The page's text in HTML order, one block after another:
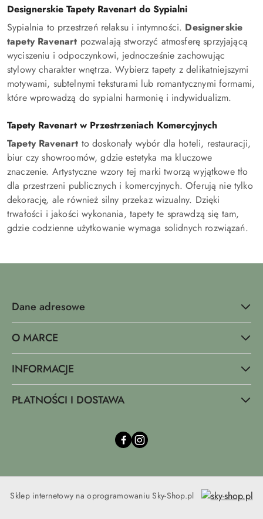
Designerskie Tapety Ravenart do Sypialni
Sypialnia to przestrzeń relaksu i intymności. Designerskie
tapety Ravenart pozwalają stworzyć atmosferę sprzyjającą
wyciszeniu i odpoczynkowi, jednocześnie zachowując
stylowy charakter wnętrza. Wybierz tapety z delikatniejszymi
motywami, subtelnymi teksturami lub romantycznymi formami,
które wprowadzą do sypialni harmonię i indywidualizm.
Tapety Ravenart w Przestrzeniach Komercyjnych
Tapety Ravenart to doskonały wybór dla hoteli, restauracji,
biur czy showroomów, gdzie estetyka ma kluczowe
znaczenie. Artystyczne wzory tej marki tworzą wyjątkowe tło
dla przestrzeni publicznych i komercyjnych. Oferują nie tylko
dekorację, ale również silny przekaz wizualny. Dzięki
trwałości i jakości wykonania, tapety te sprawdzą się tam,
gdzie codzienne użytkowanie wymaga solidnych rozwiązań.
Dane adresowe
O MARCE
INFORMACJE
PŁATNOŚCI I DOSTAWA
Sklep internetowy na oprogramowaniu Sky-Shop.pl